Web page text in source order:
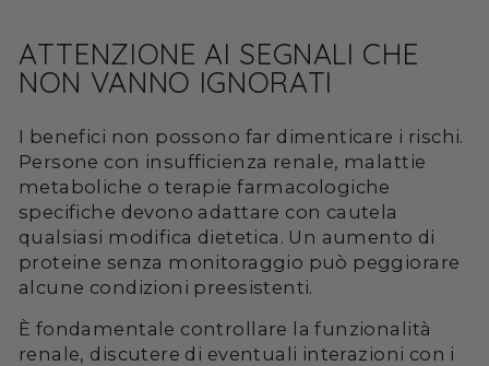
ATTENZIONE AI SEGNALI CHE
NON VANNO IGNORATI
I benefici non possono far dimenticare i rischi.
Persone con insufficienza renale, malattie
metaboliche o terapie farmacologiche
specifiche devono adattare con cautela
qualsiasi modifica dietetica. Un aumento di
proteine senza monitoraggio può peggiorare
alcune condizioni preesistenti.
È fondamentale controllare la funzionalità
renale, discutere di eventuali interazioni con i